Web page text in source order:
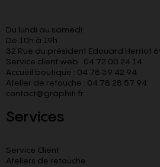
Du lundi au samedi
De 10h à 19h
32 Rue du président Edouard Herriot
Service client web : 04 72 00 24 14
Accueil boutique : 04 78 39 42 94
Atelier de retouche : 04 78 28 57 94
contact@graphiti.fr
Services
Service Client
Ateliers de retouche